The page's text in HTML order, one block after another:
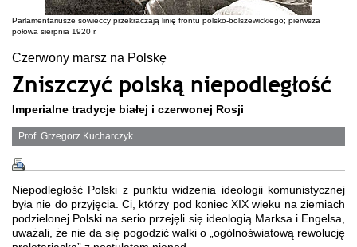
Parlamentariusze sowieccy przekraczają linię frontu polsko-bolszewickiego; pierwsza
połowa sierpnia 1920 r.
Czerwony marsz na Polskę
Zniszczyć polską niepodległość
Imperialne tradycje białej i czerwonej Rosji
Prof. Grzegorz Kucharczyk
Niepodległość Polski z punktu widzenia ideologii komunistycznej
była nie do przyjęcia. Ci, którzy pod koniec XIX wieku na ziemiach
podzielonej Polski na serio przejęli się ideologią Marksa i Engelsa,
uważali, że nie da się pogodzić walki o „ogólnoświatową rewolucję